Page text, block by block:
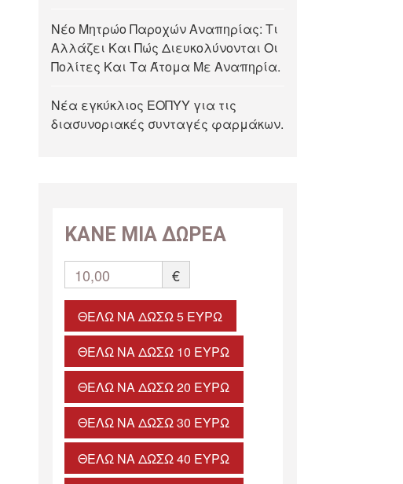
Νέο Μητρώο Παροχών Αναπηρίας: Τι
Αλλάζει Και Πώς Διευκολύνονται Οι
Πολίτες Και Τα Άτομα Με Αναπηρία.
Νέα εγκύκλιος ΕΟΠΥΥ για τις
διασυνοριακές συνταγές φαρμάκων.
ΚΑΝΕ ΜΙΑ ΔΩΡΕΑ
10,00 €
ΘΈΛΩ ΝΑ ΔΏΣΩ 5 ΕΥΡΏ
ΘΈΛΩ ΝΑ ΔΏΣΩ 10 ΕΥΡΏ
ΘΈΛΩ ΝΑ ΔΏΣΩ 20 ΕΥΡΏ
ΘΈΛΩ ΝΑ ΔΏΣΩ 30 ΕΥΡΏ
ΘΈΛΩ ΝΑ ΔΏΣΩ 40 ΕΥΡΏ